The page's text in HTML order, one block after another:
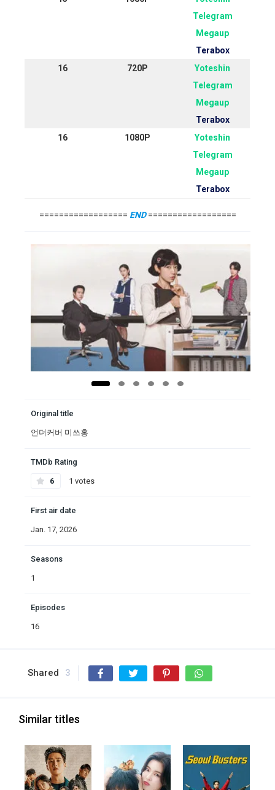
Telegram
Megaup
Terabox
16
720P
Yoteshin
Telegram
Megaup
Terabox
16
1080P
Yoteshin
Telegram
Megaup
Terabox
================== END==================
Original title
언더커버 미쓰홍
TMDb Rating
6 1 votes
First air date
Jan. 17, 2026
Seasons
1
Episodes
16
Shared 3
Similar titles